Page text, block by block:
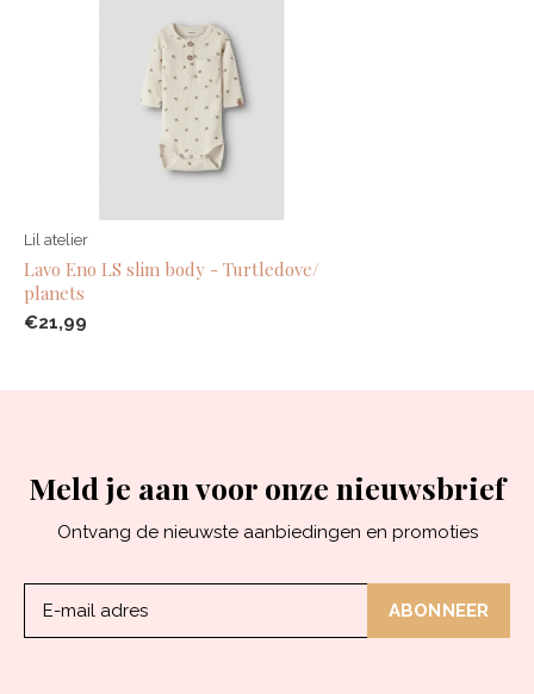
Lil atelier
Lavo Eno LS slim body - Turtledove/
planets
€21,99
Meld je aan voor onze nieuwsbrief
Ontvang de nieuwste aanbiedingen en promoties
ABONNEER